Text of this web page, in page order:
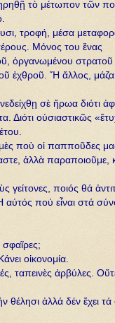
τὸ μέτωπον τῶν
τροφή, μέσα
Μόνος του ἔνας
ὀργανωμένου
ἐχθροῦ. Ἤ ἄλλος,
σὲ ἤρωα διότι
Διότι οὐσιαστικῶς
ποὺ οἱ παπποῦδες
ἀλλὰ παραποιοῦμε,
γείτονες, ποιός θά
πού εἶναι στά
οἰκονομία.
ταπεινὲς ἀρβύλες.
θέλησι ἀλλά δέν ἔχει